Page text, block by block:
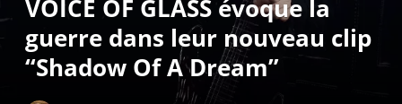
VOICE OF GLASS évoque la
guerre dans leur nouveau clip
“Shadow Of A Dream”